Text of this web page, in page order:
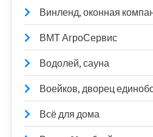
Винленд, оконная
ВМТ АгроСервис
Водолей, сауна
Воейков, дворец
Всё для дома